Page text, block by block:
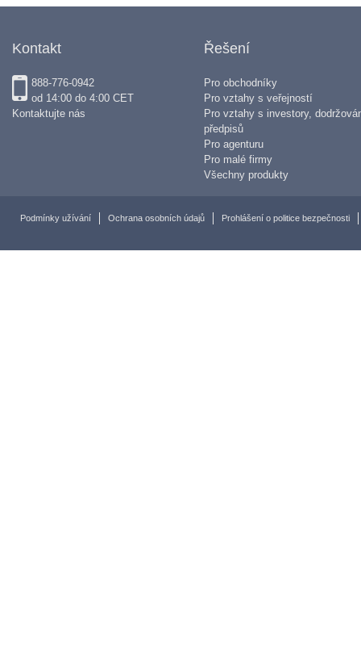
společností PRN změněny
upozornění. Pokud máte
jediným východiskem je
odstranění (a s ním
stránek. Vaše další
takovéto změny, bude
Widget a obsahu widgetu
Widget je nástroj, který
Kontakt
888-776-0942
od 14:00 do 4:00 CET
Kontaktujte nás
Řešení
Pro obchodníky
Pro vztahy s veřejností
Pro vztahy s investory,
předpisů
Pro agenturu
Pro malé firmy
Všechny produkty
Podmínky užívání Ochrana osobních údajů Prohlášení o politice bezpečnosti